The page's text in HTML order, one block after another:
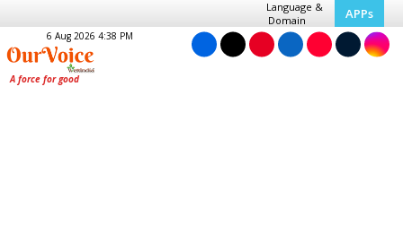
Language &
Domain
APPs
6 Aug 2026 4:38 PM